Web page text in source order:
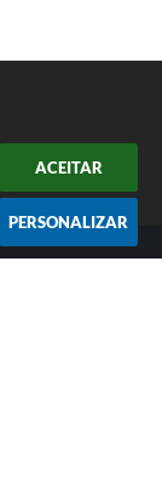
ACEITAR
PERSONALIZAR